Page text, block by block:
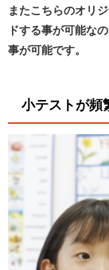
またこちらのオリ
ドする事が可能な
事が可能です。
小テストが頻